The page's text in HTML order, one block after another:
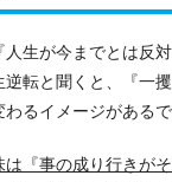
人生が今までとは反
転と聞くと、『一
るイメージがあるで
は『事の成り行きが